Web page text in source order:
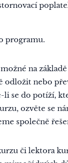
programu.
na
odložit nebo
li se do potíží,
ozvěte se
společně
či lektora